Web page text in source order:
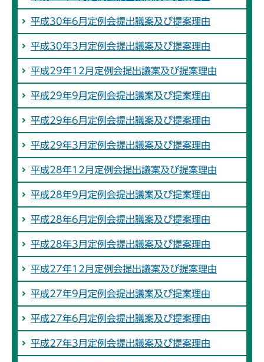
平成30年6月定例会提出議案及び提案理由
平成30年3月定例会提出議案及び提案理由
平成29年12月定例会提出議案及び提案理由
平成29年9月定例会提出議案及び提案理由
平成29年6月定例会提出議案及び提案理由
平成29年3月定例会提出議案及び提案理由
平成28年12月定例会提出議案及び提案理由
平成28年9月定例会提出議案及び提案理由
平成28年6月定例会提出議案及び提案理由
平成28年3月定例会提出議案及び提案理由
平成27年12月定例会提出議案及び提案理由
平成27年9月定例会提出議案及び提案理由
平成27年6月定例会提出議案及び提案理由
平成27年3月定例会提出議案及び提案理由